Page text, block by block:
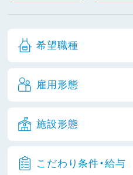
希望職種
雇用形態
施設形態
こだわり条件・給与